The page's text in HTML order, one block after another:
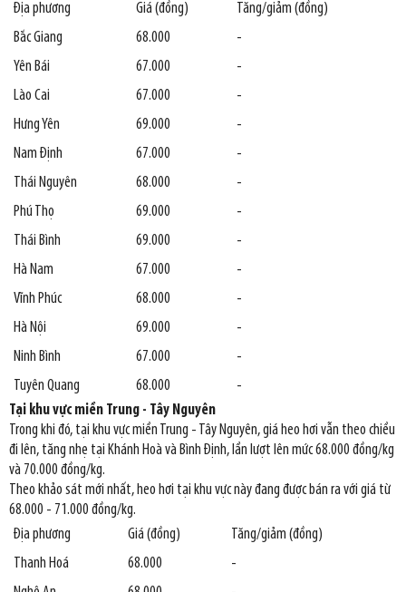
Địa phương
Giá (đồng)
Tăng/giảm (đồng)
Bắc Giang
68.000
-
Yên Bái
67.000
-
Lào Cai
67.000
-
Hưng Yên
69.000
-
Nam Định
67.000
-
Thái Nguyên
68.000
-
Phú Thọ
69.000
-
Thái Bình
69.000
-
Hà Nam
67.000
-
Vĩnh Phúc
68.000
-
Hà Nội
69.000
-
Ninh Bình
67.000
-
Tuyên Quang
68.000
-
Tại khu vực miền Trung - Tây Nguyên
Trong khi đó, tại khu vực miền Trung - Tây Nguyên, giá heo hơi vẫn theo chiều
đi lên, tăng nhẹ tại Khánh Hoà và Bình Định, lần lượt lên mức 68.000 đồng/kg
và 70.000 đồng/kg.
Theo khảo sát mới nhất, heo hơi tại khu vực này đang được bán ra với giá từ
68.000 - 71.000 đồng/kg.
Địa phương
Giá (đồng)
Tăng/giảm (đồng)
Thanh Hoá
68.000
-